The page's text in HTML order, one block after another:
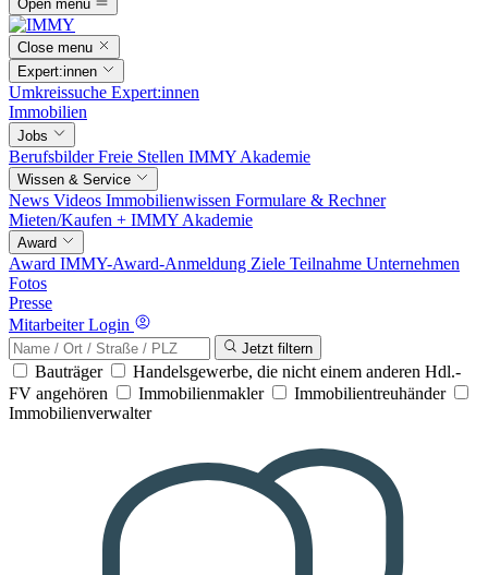
Open menu
Close menu
Expert:innen
Umkreissuche Expert:innen
Immobilien
Jobs
BerufsbilderFreie Stellen IMMY Akademie
Wissen & Service
News Videos Immobilienwissen Formulare & Rechner
Mieten/Kaufen + IMMY Akademie
Award
Award IMMY-Award-Anmeldung Ziele Teilnahme Unternehmen
Fotos
Presse
Mitarbeiter Login
Jetzt filtern
Bauträger
Handelsgewerbe, die nicht einem anderen Hdl.-
FV angehören
Immobilienmakler
Immobilientreuhänder
Immobilienverwalter